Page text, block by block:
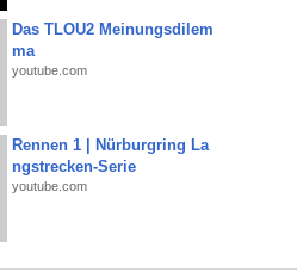
Das TLOU2 Meinungsdilem
ma
youtube.com
Rennen 1 | Nürburgring La
ngstrecken-Serie
youtube.com